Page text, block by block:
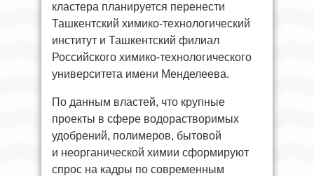
кластера планируется перенести
Ташкентский химико-технологический
институт и Ташкентский филиал
Российского химико-технологического
университета имени Менделеева.
По данным властей, что крупные
проекты в сфере водорастворимых
удобрений, полимеров, бытовой
и неорганической химии сформируют
спрос на кадры по современным